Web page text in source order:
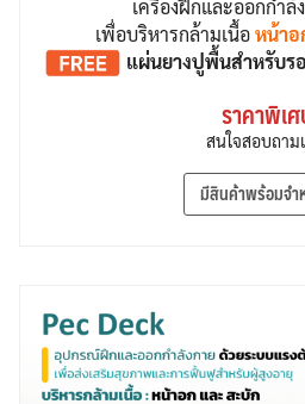
เครื่องฝึกและออกกำลั
เพื่อบริหารกล้ามเนื้อหน้า
แผ่นยางปูพื้นสำหรับร
ราคาพิเ
สนใจสอบถาม
มีสินค้าพร้อมจำ